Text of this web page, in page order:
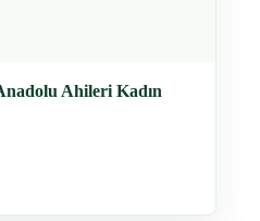
Ahileri Kadın